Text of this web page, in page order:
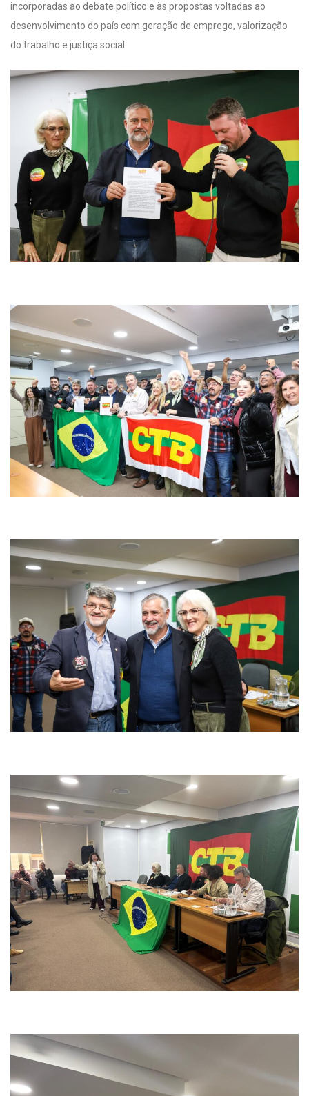
incorporadas ao debate político e às propostas voltadas ao
desenvolvimento do país com geração de emprego, valorização
do trabalho e justiça social.